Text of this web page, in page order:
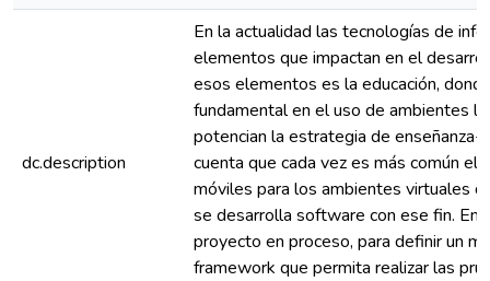
dc.description
En la actualidad las tecnologías de
elementos que impactan en el
esos elementos es la educación,
fundamental en el uso de ambientes
potencian la estrategia de enseñanza-
cuenta que cada vez es más común
móviles para los ambientes virtuales
se desarrolla software con ese fin. En
proyecto en proceso, para definir un
framework que permita realizar las